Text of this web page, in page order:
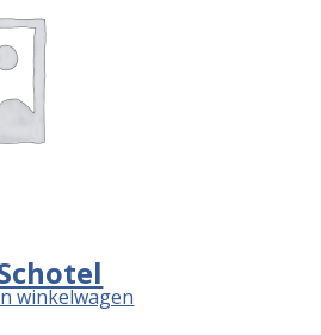
winkelwagen